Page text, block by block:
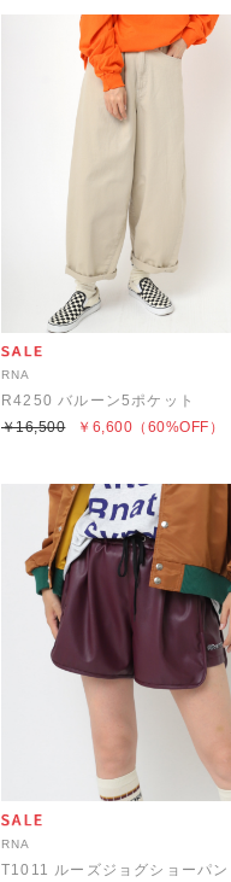
RNA
R4250 バルーン5ポケット
￥6,600
￥16,500 （60%OFF）
RNA
T1011 ルーズジョグショーパン